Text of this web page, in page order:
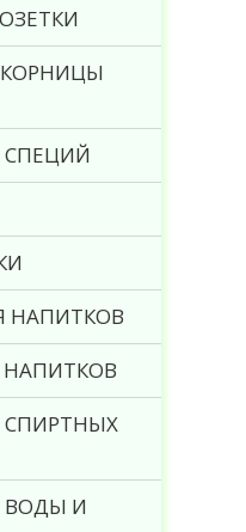
НАПИТКОВ
ВОДЫ И